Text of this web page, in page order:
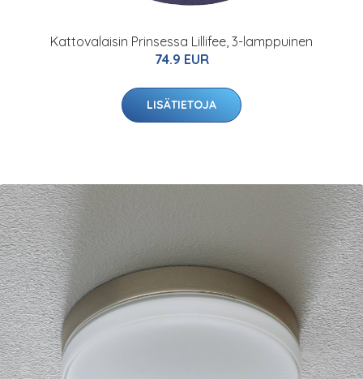
Kattovalaisin Prinsessa Lillifee, 3-lamppuinen
74.9 EUR
LISÄTIETOJA